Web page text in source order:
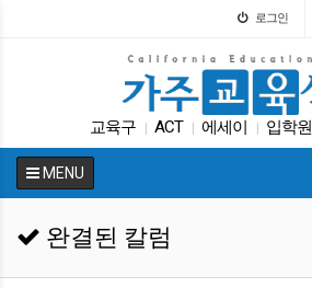
로그인
교육구 ACT 에세이 입학
가주교육부 휴교 캘리포
MENU
완결된 칼럼